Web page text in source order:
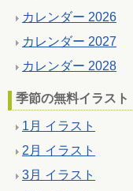
カレンダー 2026
カレンダー 2027
カレンダー 2028
季節の無料イラスト
1月 イラスト
2月 イラスト
3月 イラスト